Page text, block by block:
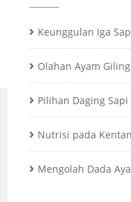
Keunggulan Iga
Olahan Ayam
Pilihan Daging
Nutrisi pada
Mengolah Dada